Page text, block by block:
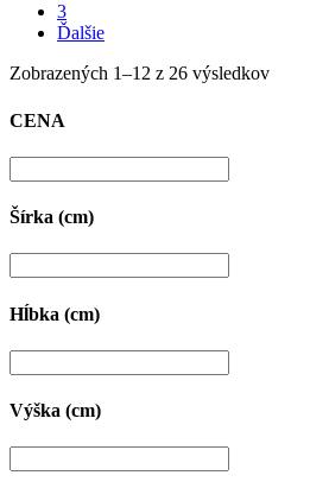
3
Ďalšie
Zobrazených 1–12 z 26 výsledkov
CENA
Šírka (cm)
Hĺbka (cm)
Výška (cm)